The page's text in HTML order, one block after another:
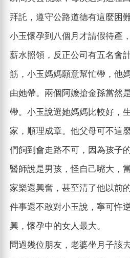
拜託，遵守公路道德有這麼困難
小玉懷孕到八個月才請假待產
薪水照領，反正公司有五名會
筋，小玉媽媽願意幫忙帶，他
由她帶。兩個阿嬤搶金孫當然
帶。小玉說選她媽媽比較好，
家，順理成章。他父母可不這
們飼到會走路不可，因為孩子
醫師說是男孩，怪自己嘴大，
家樂還興奮，甚至清了他以前
件事還不敢對小玉說，寧可忤
興，懷孕中的女人最大。
問過幾位朋友，老婆坐月子該